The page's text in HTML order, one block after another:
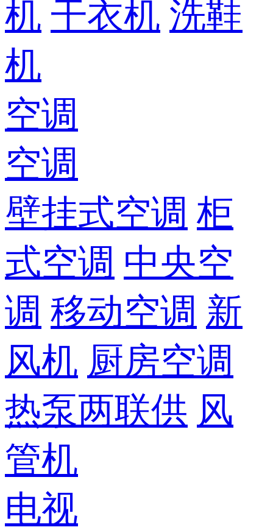
机 干衣机 洗鞋
机
空调
空调
壁挂式空调 柜
式空调 中央空
调 移动空调 新
风机 厨房空调
热泵两联供 风
管机
电视